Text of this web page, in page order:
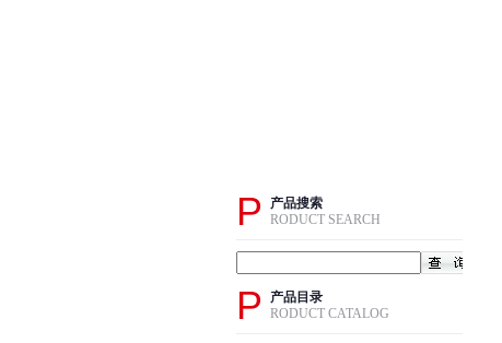
P
产品搜索
RODUCT SEARCH
P
产品目录
RODUCT CATALOG